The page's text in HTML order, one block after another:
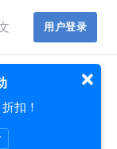
用户登录
题…
扣！